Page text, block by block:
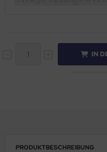
IN
PRODUKTBESCHREIBUNG